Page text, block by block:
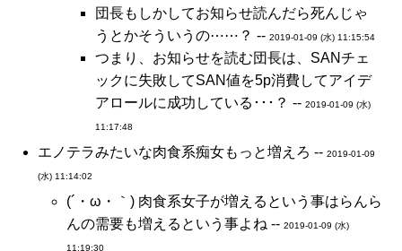
団長もしかしてお知らせ読んだら死んじゃ
うとかそういうの⋯⋯？ -- 2019-01-09 (水) 11:15:54
つまり、お知らせを読む団長は、SANチェ
ックに失敗してSAN値を5p消費してアイデ
アロールに成功している･･･？ -- 2019-01-09 (水)
11:17:48
エノテラみたいな肉食系痴女もっと増えろ -- 2019-01-09
(水) 11:14:02
(´・ω・｀) 肉食系女子が増えるという事はらんら
んの需要も増えるという事よね -- 2019-01-09 (水)
11:19:30